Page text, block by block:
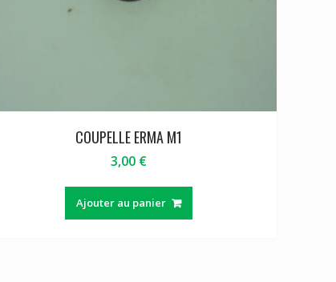
COUPELLE ERMA M1
3,00 €
Ajouter au panier